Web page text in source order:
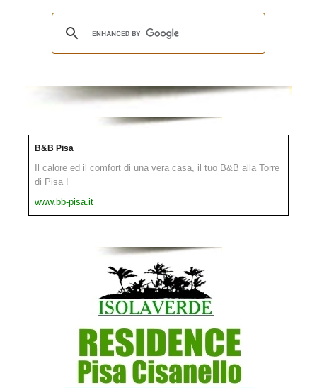
B&B Pisa
Il calore ed il comfort di una vera casa, il tuo B&B alla Torre
di Pisa !
www.bb-pisa.it